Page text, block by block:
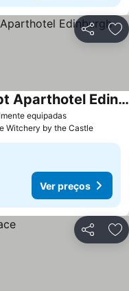
Partilhar
equipadasVer preços
Stewart by Heeton Concept Aparthotel Edinburgh
Witchery by the Castle
Ver preços
Partilhar